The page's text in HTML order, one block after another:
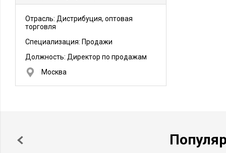
Отрасль: Дистрибуция, оптовая
торговля
Специализация: Продажи
Должность: Директор по продажам
Москва